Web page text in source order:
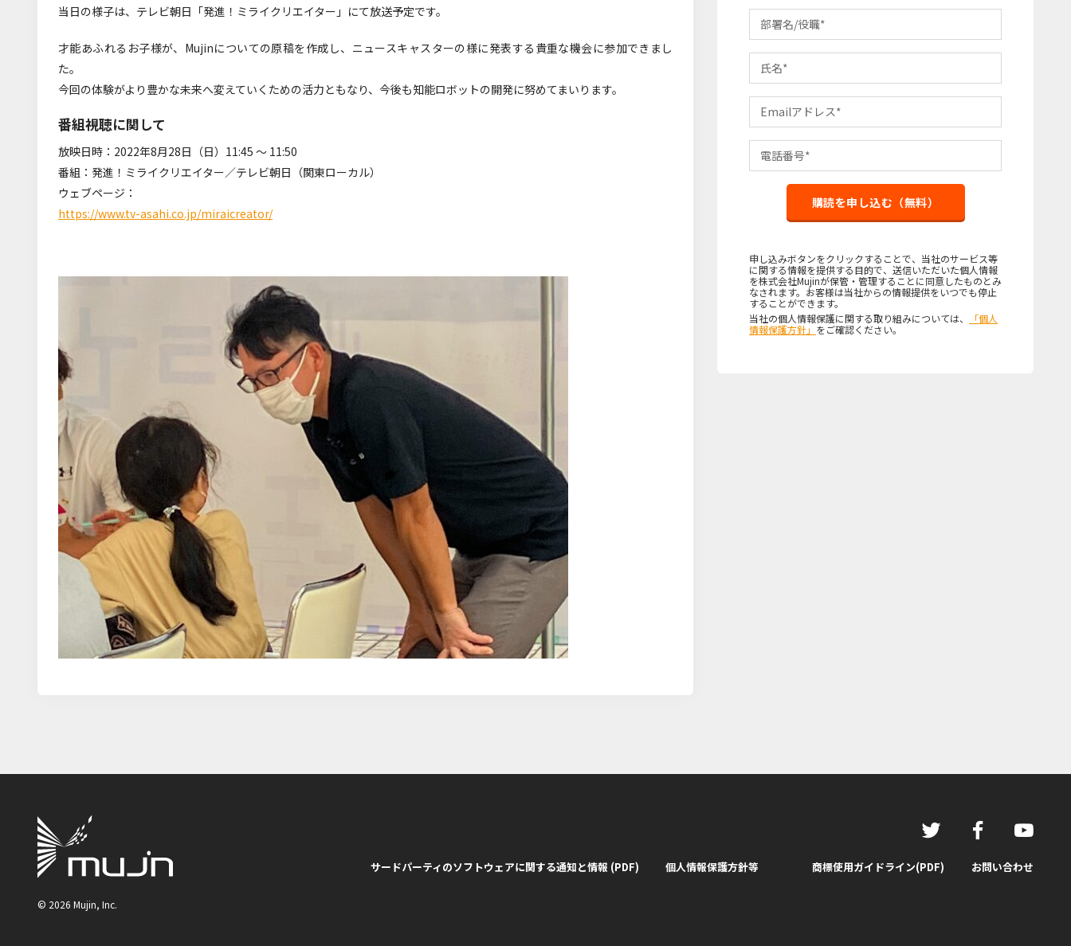
当日の様子は、テレビ朝日「発進！ミライクリエイター」にて放送予定です。
才能あふれるお子様が、Mujinについての原稿を作成し、ニュースキャスターの様に発表する貴重な機会に参加できまし
た。
今回の体験がより豊かな未来へ変えていくための活力ともなり、今後も知能ロボットの開発に努めてまいります。
番組視聴に関して
放映日時：2022年8月28日（日）11:45 ～ 11:50
番組：発進！ミライクリエイター／テレビ朝日（関東ローカル）
ウェブページ：
https://www.tv-asahi.co.jp/miraicreator/
購読を申し込む（無料）
申し込みボタンをクリックすることで、当社のサービス等
に関する情報を提供する目的で、送信いただいた個人情報
を株式会社Mujinが保管・管理することに同意したものとみ
なされます。お客様は当社からの情報提供をいつでも停止
することができます。
当社の個人情報保護に関する取り組みについては、
「個人
情報保護方針」 をご確認ください。
サードパーティのソフトウェアに関する通知と情報 (PDF) 個人情報保護方針等 商標使用ガイドライン(PDF) お問い合わせ
© 2026 Mujin, Inc.